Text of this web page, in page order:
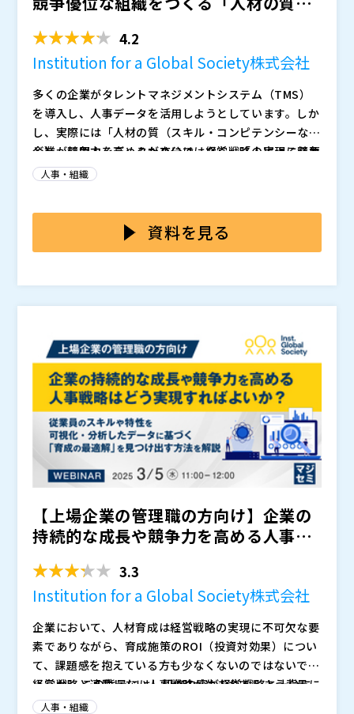
れる可能性があります。
4.2
Institution for a Global Society株式会社
多くの企業がタレントマネジメントシステム（TMS）
を導入し、人事データを活用しようとしています。しか
し、実際には「人材の質（スキル・コンピテンシーな
ど）」に関するデータが充分ではなく、「人による競争
優位性」を築くための要素が不足しているのが現状で
発見・改善し続けることで、タレントマネジメントを高
度化する手法を解説します。 人材の能力データを取得
ーチを、具体的な事例とともにご紹介します。
企業が競争力を高めるためには、経営戦略の実現に必要
な「人材の質（ものさし）」を正しく定義し、それを基
し、様々な人事データを保持しているものの、人的資本
である人材の「能力（スキル・コンピテンシー）」に関
マネジメントシステムがデータを格納する「ハコ」と捉
えると、IGSが提供するGROWは、そこに加えるべき人
ずは、現状把握のための測定＝組織力の診断から始め、
そこから、目指す組織づくりに向けた自分たちが必要と
する「人材の質（ものさし）」を明確にすることが重要
です。ものさしがあるからこそ、それに対する組織の現
在地の把握、競合企業と比較しての優位性や課題を確認
することができます。各種人事施策の目的も明確とな
り、その効果や反応も、能力の再測定することで可能と
なります。「ものさし」に照らしながら「能力」データ
の再測定と分析を繰り返していくことで、自社の人材に
おける強みと課題を明確にし、その競争力を評価できる
ようになるのです。経営層が人的資本を活用し、より効
果的なタレントマネジメントを実施するためには、何よ
りもまず「ものさし」をつくることが重要なのです。
データを格納する場所」ではなく、そこを基点に「動か
す仕組み」として捉えています。つまり、単にデータを
善を繰り返しているのです。その鍵となるのが、能力デ
ータを活用したPDCAサイクルの実践です。 まず、組織
や課題があるのかを把握する。そして、求める人材の質
（ものさし）を定義し、施策を実行する。その後、再測
定による効果検証を行い、改善を続けていく。このサイ
クルを回し続けることで、組織の人材戦略が単なる「計
画」ではなく、「実行と進化」を伴うものへと変わりま
す。 本ウェビナーでは、GROWを活用した企業の成功
事例を交えながら、競争優位な組織をつくるための実践
的な方法を解説します。人的資本経営を本格的に進めた
い企業にとって、能力データを活用したPDCAサイクル
の実践は避けては通れません。 「競争力の源泉は
人」。 その強みを測り、動かし続けるための方法を学
び、あなたの組織の未来を一緒に考えませんか？
株式会社オープンソース活用研究所（）
マジセミ株式会社（）
れる可能性があります。
人事・組織
資料を見る
【上場企業の管理職の方向け】企業の
持続的な成長や競争力を高める人事戦
3.3
Institution for a Global Society株式会社
企業において、人材育成は経営戦略の実現に不可欠な要
素でありながら、育成施策のROI（投資対効果）につい
て、課題感を抱えている方も少なくないのではないでし
ょうか。 この背景には、研修内容が経営戦略と十分に
連動していない、受講者の業務に直結するスキルやマイ
経営戦略と連動しない人事戦略が生まれてしまう背景に
は、いくつかの課題が存在します。その中でも特に重要
人事・組織